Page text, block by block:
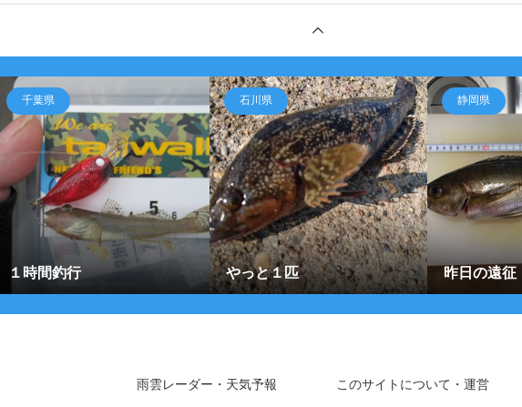
千葉県
１時間釣行
石川県
やっと１匹
静岡県
昨日の遠征
雨雲レーダー・天気予報 このサイトについて・運営